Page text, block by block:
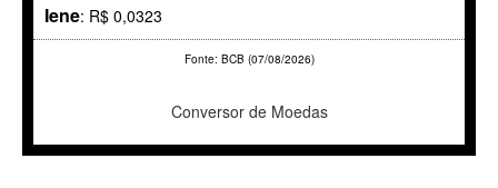
Iene: R$ 0,0323
Fonte: BCB (07/08/2026)
Conversor de Moedas